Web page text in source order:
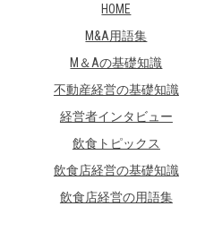
HOME
M&A用語集
M＆Aの基礎知識
不動産経営の基礎知識
経営者インタビュー
飲食トピックス
飲食店経営の基礎知識
飲食店経営の用語集